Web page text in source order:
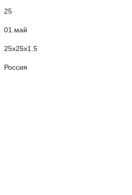
25
01.май
25х25х1.5
Россия